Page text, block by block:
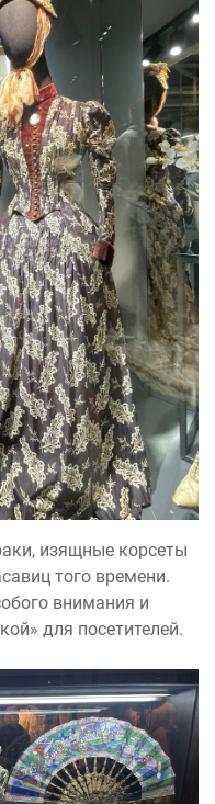
изящные корсеты
того времени.
внимания и
для посетителей.